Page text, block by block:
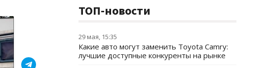
ТОП-новости
29 мая, 15:35
Какие авто могут заменить Toyota Camry:
лучшие доступные конкуренты на рынке